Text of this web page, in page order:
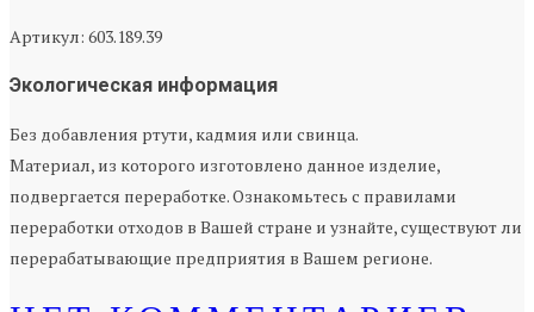
Артикул: 603.189.39
Экологическая информация
Без добавления ртути, кадмия или свинца.
Материал, из которого изготовлено данное изделие,
подвергается переработке. Ознакомьтесь с правилами
переработки отходов в Вашей стране и узнайте, существуют ли
перерабатывающие предприятия в Вашем регионе.